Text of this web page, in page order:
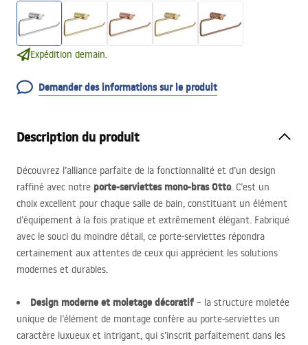
Expédition demain.
Demander des informations sur le produit
Description du produit
Découvrez l’alliance parfaite de la fonctionnalité et d’un design
raffiné avec notre porte-serviettes mono-bras Otto. C’est un
choix excellent pour chaque salle de bain, constituant un élément
d’équipement à la fois pratique et extrêmement élégant. Fabriqué
avec le souci du moindre détail, ce porte-serviettes répondra
certainement aux attentes de ceux qui apprécient les solutions
modernes et durables.
Design moderne et moletage décoratif – la structure moletée
unique de l’élément de montage confère au porte-serviettes un
caractère luxueux et intrigant, qui s’inscrit parfaitement dans les